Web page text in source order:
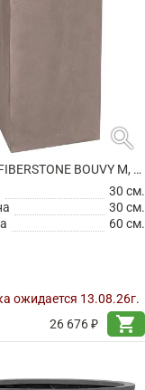
search
КАШПО FIBERSTONE BOUVY M, TAUPE
30 см.
30 см.
60 см.
ожидается 13.08.26г.
26 676 ₽
shopping_cart